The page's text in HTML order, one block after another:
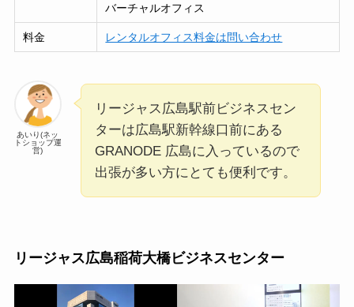
バーチャルオフィス
料金 レンタルオフィス料金は問い合わせ
あいり(ネッ
トショップ運
営)
リージャス広島駅前ビジネスセン
ターは広島駅新幹線口前にある
GRANODE 広島に入っているので
出張が多い方にとても便利です。
リージャス広島稲荷大橋ビジネスセンター